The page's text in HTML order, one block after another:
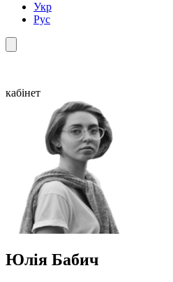
Укр
Рус
кабінет
Юлія Бабич